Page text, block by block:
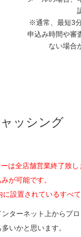
※通常、最短3
申込み時間や審
ない場合
ッシング
は全店舗営業終了致し
が可能です。
設置されているすべ
ターネット上からプ
いかと思います。